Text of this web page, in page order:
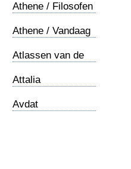
Athene / Filosofen
Athene / Vandaag
Atlassen van de
Attalia
Avdat